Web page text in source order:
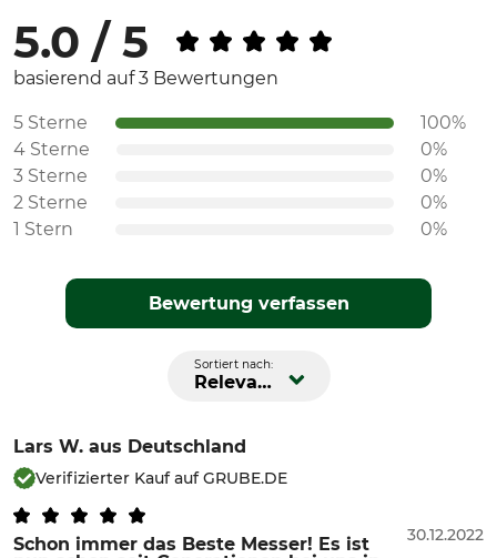
5.0 / 5
basierend auf 3 Bewertungen
5 Sterne
100%
4 Sterne
0%
3 Sterne
0%
2 Sterne
0%
1 Stern
0%
Bewertung verfassen
Sortiert nach:
Relevanz
Lars W. aus Deutschland
Verifizierter Kauf auf GRUBE.DE
Schon immer das Beste Messer! Es ist
30.12.2022